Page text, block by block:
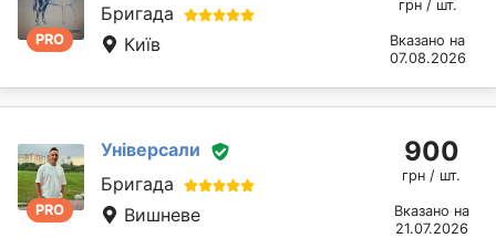
PRO
Бригада
Київ
грн / шт.
Вказано на
07.08.2026
PRO
Універсали
Бригада
Вишневе
900
грн / шт.
Вказано на
21.07.2026